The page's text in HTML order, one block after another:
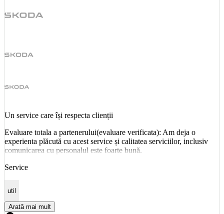
Un service care își respecta clienții
Evaluare totala a partenerului(evaluare verificata): Am deja o
experienta plăcută cu acest service și calitatea serviciilor, inclusiv
comunicarea cu personalul este foarte bună.
Service
util
Arată mai mult